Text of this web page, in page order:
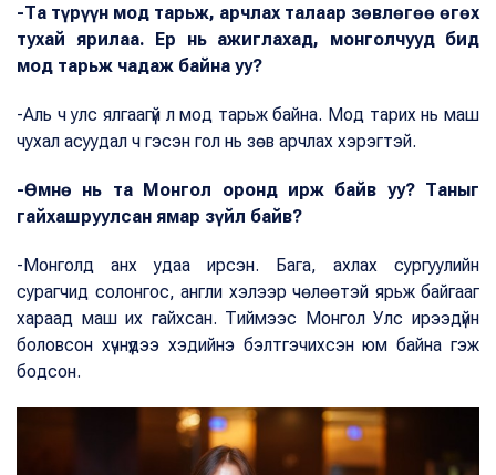
-Та түрүүн мод тарьж, арчлах талаар зөвлөгөө өгөх
тухай ярилаа. Ер нь ажиглахад, монголчууд бид
мод тарьж чадаж байна уу?
-Аль ч улс ялгаагүй л мод тарьж байна. Мод тарих нь маш
чухал асуудал ч гэсэн гол нь зөв арчлах хэрэгтэй.
-Өмнө нь та Монгол оронд ирж байв уу? Таныг
гайхашруулсан ямар зүйл байв?
-Монголд анх удаа ирсэн. Бага, ахлах сургуулийн
сурагчид солонгос, англи хэлээр чөлөөтэй ярьж байгааг
хараад маш их гайхсан. Тиймээс Монгол Улс ирээдүйн
боловсон хүчнүүдээ хэдийнэ бэлтгэчихсэн юм байна гэж
бодсон.